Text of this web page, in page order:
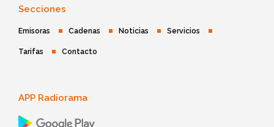
Secciones
Emisoras Cadenas Noticias Servicios
Tarifas Contacto
APP Radiorama